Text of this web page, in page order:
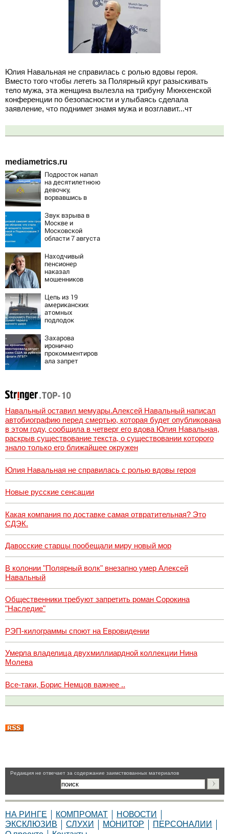
Юлия Навальная не справилась с ролью вдовы героя.
Вместо того чтобы лететь за Полярный круг разыскивать
тело мужа, эта женщина вылезла на трибуну Мюнхенской
конференции по безопасности и улыбаясь сделала
заявление, что поднимет знамя мужа и возглавит...чт
mediametrics.ru
Подросток напал
на десятилетнюю
девочку,
ворвавшись в
Звук взрыва в
Москве и
Московской
области 7 августа
Причины,
источник, откуда
был громкий
хлопок
Находчивый
пенсионер
наказал
мошенников
способом
Цепь из 19
американских
атомных
подлодок
Россию и Китай:
это инструмент
первого
массированного
удара
Захарова
иронично
прокомментиров
ала запрет
ЛГБТ*
Навальный оставил мемуары.Алексей Навальный написал
автобиографию перед смертью, которая будет опубликована
в этом году, сообщила в четверг его вдова Юлия Навальная,
раскрыв существование текста, о существовании которого
знало только его ближайшее окружен
Юлия Навальная не справилась с ролью вдовы героя
Новые русские сенсации
Какая компания по доставке самая отвратительная? Это
СДЭК.
Давосские старцы пообещали миру новый мор
В колонии "Полярный волк" внезапно умер Алексей
Навальный
Общественники требуют запретить роман Сорокина
"Наследие"
РЭП-килограммы споют на Евровидении
Умерла владелица двухмиллиардной коллекции Нина
Молева
Все-таки, Борис Немцов важнее ..
Pедакция не отвечает за содержание заимствованных материалов
НА РИНГЕ КОМПРОМАТ
НОВОСТИ
ЭКСКЛЮЗИВ
СЛУХИ МОНИТОР
ПЕРСОНАЛИИ